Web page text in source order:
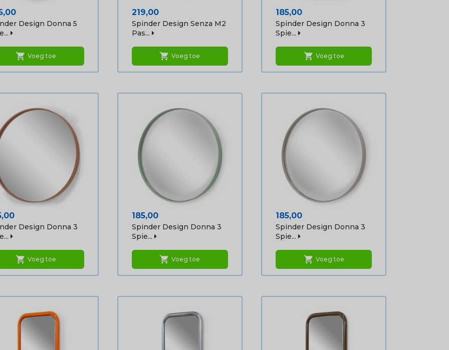
Design Donna 5
shopping_cart Voeg toe
Prijs
219,00
Spinder Design Senza M2
Pas...
shopping_cart Voeg toe
Prijs
185,00
Spinder Design Donna 3
Spie...
shopping_cart Voeg toe
Design Donna 3
shopping_cart Voeg toe
Prijs
185,00
Spinder Design Donna 3
Spie...
shopping_cart Voeg toe
Prijs
185,00
Spinder Design Donna 3
Spie...
shopping_cart Voeg toe